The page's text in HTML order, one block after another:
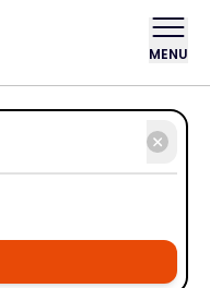
MENU